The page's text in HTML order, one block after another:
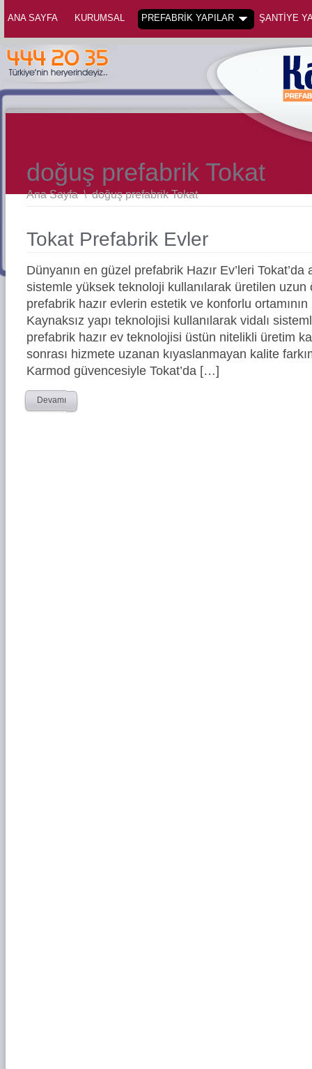
ANA SAYFA KURUMSAL PREFABRİK YAPILAR ŞANTİYE
doğuş prefabrik Tokat
Ana Sayfa \doğuş prefabrik Tokat
Tokat Prefabrik Evler
Dünyanın en güzel prefabrik Hazır Ev’leri
sistemle yüksek teknoloji kullanılarak üretilen
prefabrik hazır evlerin estetik ve konforlu ortamının
Kaynaksız yapı teknolojisi kullanılarak vidalı
prefabrik hazır ev teknolojisi üstün nitelikli üretim
sonrası hizmete uzanan kıyaslanmayan kalite
Karmod güvencesiyle Tokat’da […]
Devamı